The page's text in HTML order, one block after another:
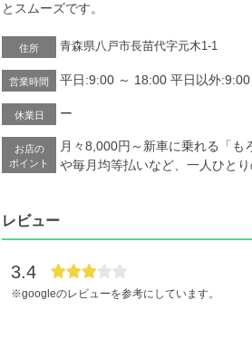
とスムーズです。
住所 青森県八戸市長苗代字元木1-1
営業時間 平日:9:00 ～ 18:00 平日以外
休業日 ー
お店の
ポイント
月々8,000円～新車に乗れる「も
や毎月均等払いなど、一人ひと
レビュー
3.4
※googleのレビューを参考にしています。